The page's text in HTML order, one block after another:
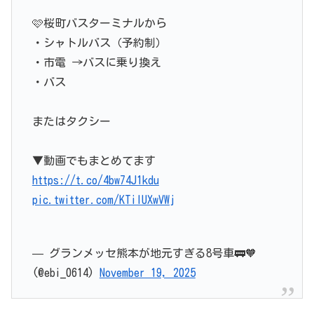
🩷桜町バスターミナルから
・シャトルバス（予約制）
・市電 →バスに乗り換え
・バス
またはタクシー
▼動画でもまとめてます
https://t.co/4bw74J1kdu
pic.twitter.com/KTilUXwVWj
— グランメッセ熊本が地元すぎる8号車🚃🧡
(@ebi_0614)
November 19, 2025